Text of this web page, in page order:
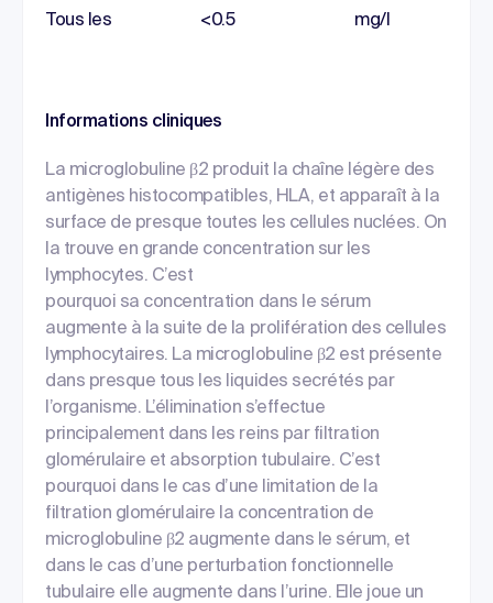
Tous les <0.5 mg/l
Informations cliniques
La microglobuline β2 produit la chaîne légère des
antigènes histocompatibles, HLA, et apparaît à la
surface de presque toutes les cellules nuclées. On
la trouve en grande concentration sur les
lymphocytes. C’est
pourquoi sa concentration dans le sérum
augmente à la suite de la prolifération des cellules
lymphocytaires. La microglobuline β2 est présente
dans presque tous les liquides secrétés par
l’organisme. L’élimination s’effectue
principalement dans les reins par filtration
glomérulaire et absorption tubulaire. C’est
pourquoi dans le cas d’une limitation de la
filtration glomérulaire la concentration de
microglobuline β2 augmente dans le sérum, et
dans le cas d’une perturbation fonctionnelle
tubulaire elle augmente dans l’urine. Elle joue un